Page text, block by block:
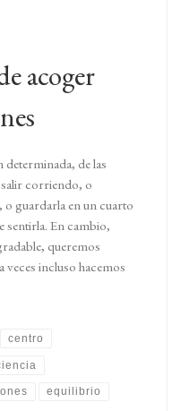
acoger
de las
salir corriendo, o
o guardarla en un cuarto
sentirla. En cambio,
queremos
incluso hacemos
centro
equilibrio